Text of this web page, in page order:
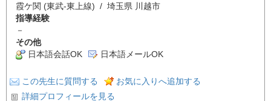
霞ケ関 (東武-東上線) / 埼玉県 川越市
指導経験
－
その他
日本語会話OK
日本語メールOK
この先生に質問する
お気に入りへ追加する
詳細プロフィールを見る